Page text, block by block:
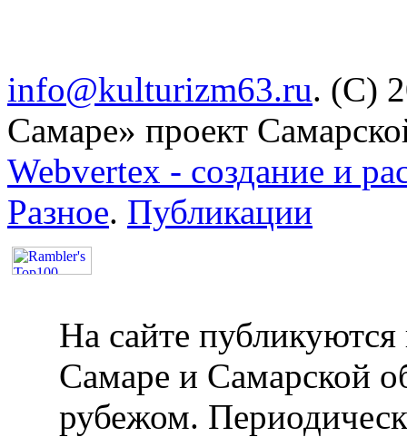
info@kulturizm63.ru. (C)
Самаре» проект
Webvertex - создание и
Разное. Публикации
На сайте публикуются
Самаре и Самарской
рубежом.